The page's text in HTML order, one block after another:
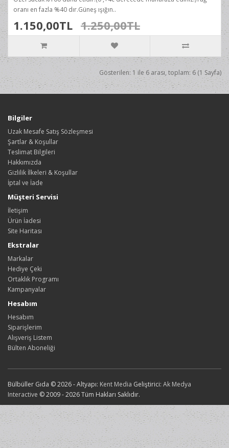
oranı en fazla %40 dır.Güneş ışığın..
1.150,00TL 1.250,00TL
Gösterilen: 1 ile 6 arası, toplam: 6 (1 Sayfa)
Bilgiler
Uzak Mesafe Satış Sözleşmesi
Şartlar & Koşullar
Teslimat Bilgileri
Hakkımızda
Gizlilik İlkeleri & Koşullar
İptal ve İade
Müşteri Servisi
İletişim
Ürün İadesi
Site Haritası
Ekstralar
Markalar
Hediye Çeki
Ortaklık Programı
Kampanyalar
Hesabım
Hesabım
Siparişlerim
Alışveriş Listem
Bülten Aboneliği
Bülbüller Gıda © 2026 - Altyapı: Kent Media Geliştirici: Ak Medya
Interactive © 2009 - 2026 Tüm Hakları Saklıdır.